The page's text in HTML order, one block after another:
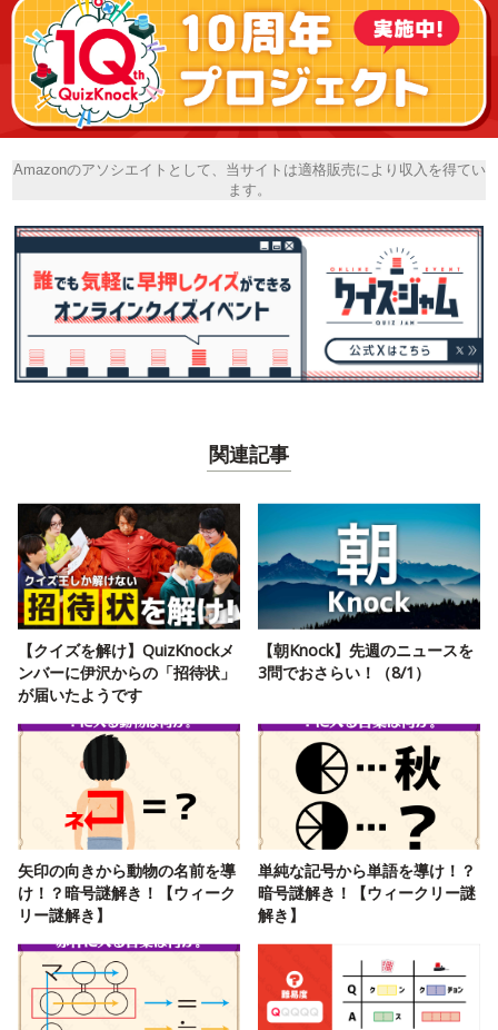
Amazonのアソシエイトとして、当サイトは適格販売により収入を得てい
ます。
関連記事
【クイズを解け】QuizKnockメ
ンバーに伊沢からの「招待状」
が届いたようです
【朝Knock】先週のニュースを
3問でおさらい！（8/1）
矢印の向きから動物の名前を導
け！？暗号謎解き！【ウィーク
リー謎解き】
単純な記号から単語を導け！？
暗号謎解き！【ウィークリー謎
解き】